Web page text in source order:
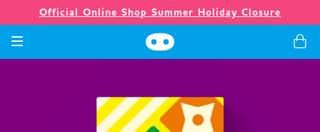
Official Online Shop Summer Holiday Closure